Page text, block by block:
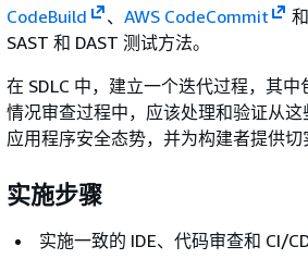
CodeBuild
、 AWS CodeCommit 和
SAST 和 DAST 测试方法。
在 SDLC 中，建立一个迭代过程，其
情况审查过程中，应该处理和验证从
应用程序安全态势，并为构建者提供切
实施步骤
实施一致的 IDE、代码审查和 CI/